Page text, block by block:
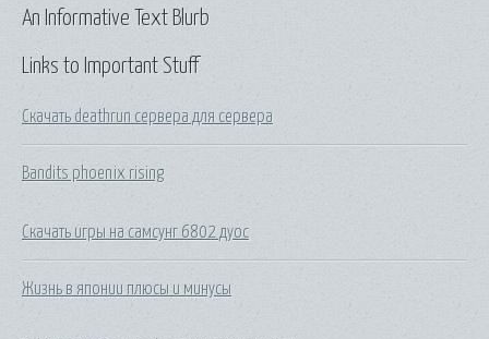
Links to Important Stuff
Скачать deathrun сервера для сервера
Bandits phoenix rising
Скачать игры на самсунг 6802 дуос
Жизнь в японии плюсы и минусы
An Informative Text Blurb